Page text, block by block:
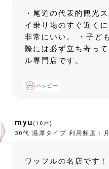
・尾道の代表的観光
イ乗り場のすぐ近く
非常にいい。 ・子ど
際には必ず立ち寄っ
ル専門店です。
ハッピー
myu (10 件)
30代 温厚タイプ 利用頻度：
ワッフルの名店です